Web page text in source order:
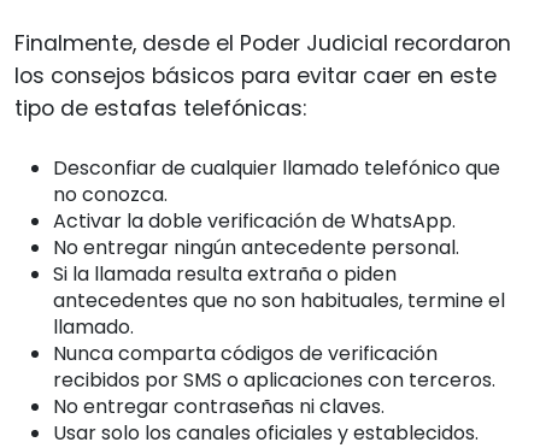
Finalmente, desde el Poder Judicial recordaron
los consejos básicos para evitar caer en este
tipo de estafas telefónicas:
Desconfiar de cualquier llamado telefónico que
no conozca.
Activar la doble verificación de WhatsApp.
No entregar ningún antecedente personal.
Si la llamada resulta extraña o piden
antecedentes que no son habituales, termine el
llamado.
Nunca comparta códigos de verificación
recibidos por SMS o aplicaciones con terceros.
No entregar contraseñas ni claves.
Usar solo los canales oficiales y establecidos.